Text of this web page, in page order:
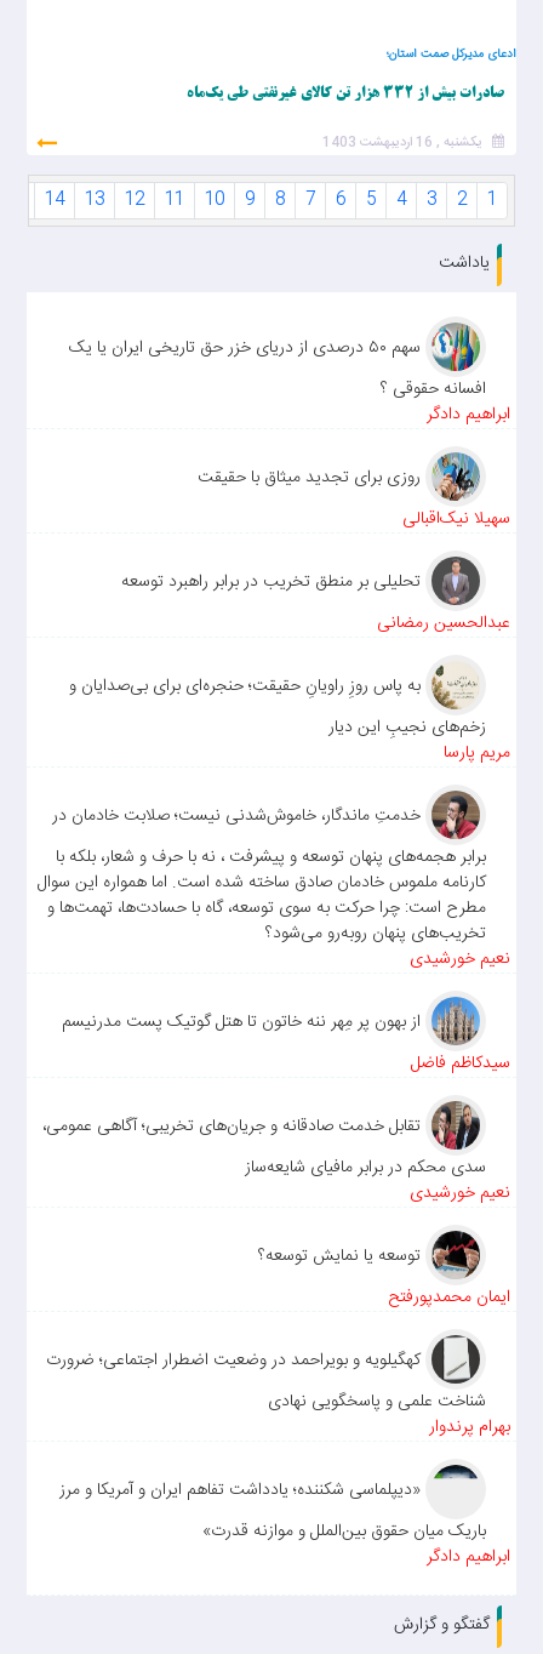
یاداشت
سهم ۵۰ درصدی از دریای خزر حق تاریخی ایران یا یک
افسانه حقوقی ؟
ابراهیم دادگر
روزی برای تجدید میثاق با حقیقت
سهیلا نیک‌اقبالی
تحلیلی بر منطق تخریب در برابر راهبرد توسعه
عبدالحسین رمضانی
به پاس روزِ راویانِ حقیقت؛ حنجره‌ای برای بی‌صدایان و
زخم‌های نجیبِ این دیار
مریم پارسا
خدمتِ ماندگار، خاموش‌شدنی نیست؛ صلابت خادمان در
برابر هجمه‌های پنهان توسعه و پیشرفت ، نه با حرف و شعار، بلکه با
کارنامه ملموس خادمان صادق ساخته شده است. اما همواره این سوال
مطرح است: چرا حرکت به سوی توسعه، گاه با حسادت‌ها، تهمت‌ها و
تخریب‌های پنهان روبه‌رو می‌شود؟
نعیم خورشیدی
از بهون پر مِهر ننه خاتون تا هتل گوتیک پست مدرنیسم
سیدکاظم فاضل
تقابل خدمت صادقانه و جریان‌های تخریبی؛ آگاهی عمومی،
سدی محکم در برابر مافیای شایعه‌ساز
نعیم خورشیدی
توسعه یا نمایش توسعه؟
ایمان محمدپورفتح
کهگیلویه و بویراحمد در وضعیت اضطرار اجتماعی؛ ضرورت
شناخت علمی و پاسخگویی نهادی
بهرام پرندوار
«دیپلماسی شکننده؛ یادداشت تفاهم ایران و آمریکا و مرز
باریک میان حقوق بین‌الملل و موازنه قدرت»
ابراهیم دادگر
گفتگو و گزارش
ادعای مدیرکل صمت استان؛
صادرات بیش از ۳۳۲ هزار تن کالای غیرنفتی طی یک‌ماه
یکشنبه , 16 اردیبهشت 1403
1
2
3
4
5
6
7
8
9
10
11
12
13
14